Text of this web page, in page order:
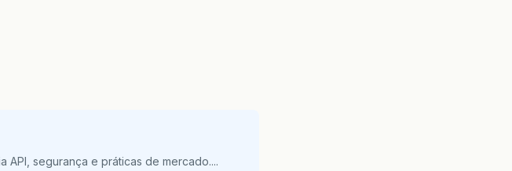
segurança e práticas de mercado....